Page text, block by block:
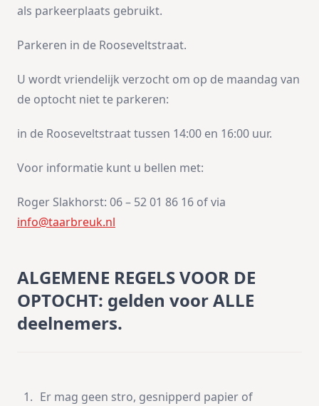
als parkeerplaats gebruikt.
Parkeren in de Rooseveltstraat.
U wordt vriendelijk verzocht om op de maandag van
de optocht niet te parkeren:
in de Rooseveltstraat tussen 14:00 en 16:00 uur.
Voor informatie kunt u bellen met:
Roger Slakhorst: 06 – 52 01 86 16 of via
info@taarbreuk.nl
ALGEMENE REGELS VOOR DE
OPTOCHT: gelden voor ALLE
deelnemers.
Er mag geen stro, gesnipperd papier of